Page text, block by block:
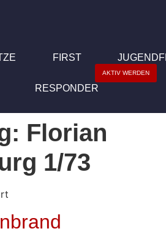
FIRST
RESPONDER
AKTIV WERDEN
Florian
1/73